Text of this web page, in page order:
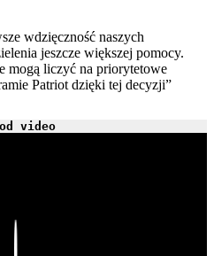
wdzięczność naszych
jeszcze większej pomocy.
mogą liczyć na priorytetowe
Patriot dzięki tej decyzji”
video